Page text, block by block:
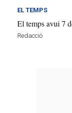
EL TEMPS
El temps avui 7
Redacció